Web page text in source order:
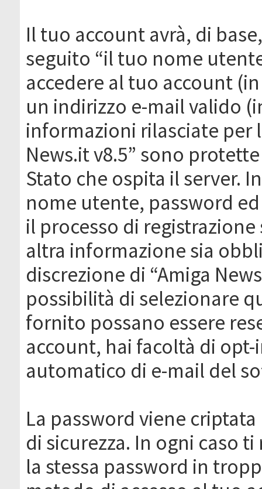
Il tuo account avrà, di
seguito “il tuo nome
accedere al tuo account
un indirizzo e-mail valido
informazioni rilasciate per
News.it v8.5” sono
Stato che ospita il server.
nome utente, password
il processo di registrazione
altra informazione sia
discrezione di “Amiga
possibilità di selezionare
fornito possano essere
account, hai facoltà di
automatico di e-mail del
La password viene
di sicurezza. In ogni caso
la stessa password in